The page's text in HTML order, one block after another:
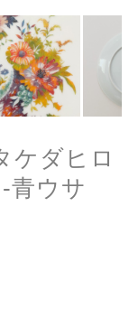
ケダヒロ
青ウサ